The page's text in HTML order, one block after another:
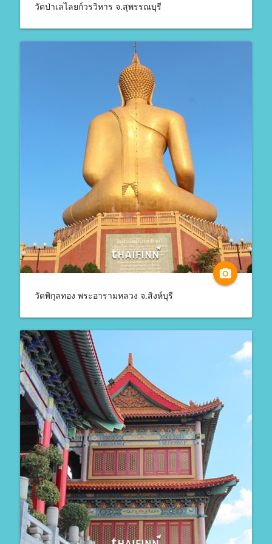
วัดป่าเลไลยก์วรวิหาร จ.สุพรรณบุรี
camera_alt
วัดพิกุลทอง พระอารามหลวง จ.สิงห์บุรี